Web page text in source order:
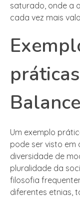
saturado, onde a
cada vez mais
Balance
Um exemplo
pode ser visto em
diversidade de
pluralidade da
filosofia
diferentes etnias,